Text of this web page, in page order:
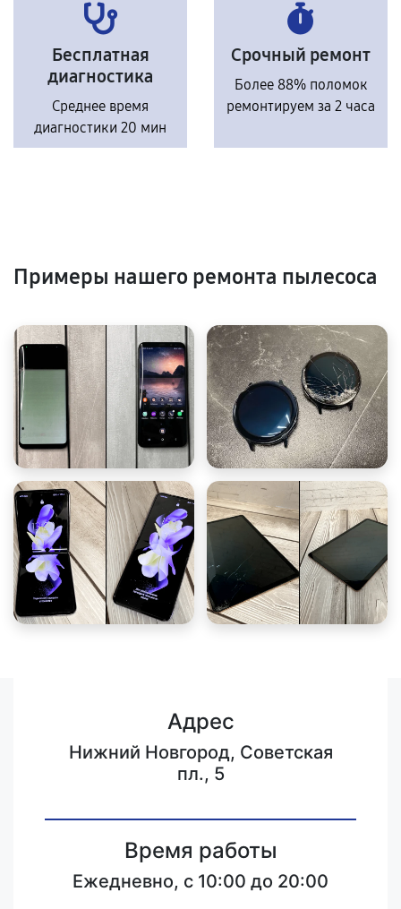
Бесплатная
диагностика
Среднее время
диагностики 20 мин
Срочный ремонт
Более 88% поломок
ремонтируем за 2 часа
Примеры нашего ремонта пылесоса
Адрес
Нижний Новгород, Советская
пл., 5
Время работы
Ежедневно, с 10:00 до 20:00